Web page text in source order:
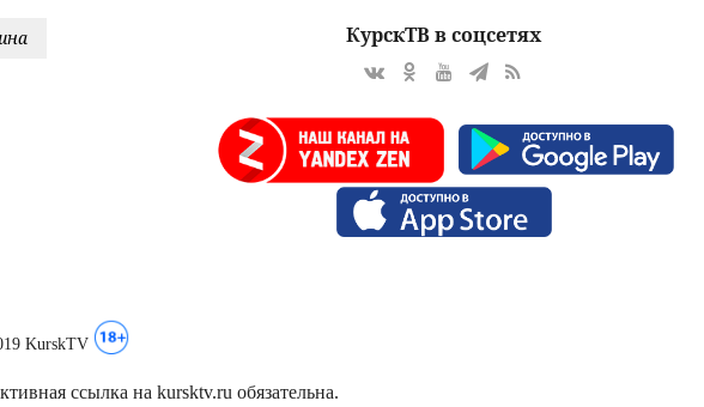
КурскТВ в соцсетях
KurskTV
ссылка на kursktv.ru обязательна.